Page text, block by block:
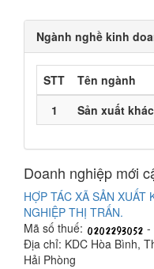
Ngành nghề kinh
STT Tên ngành
1
Sản xuất
Doanh nghiệp mới
HỢP TÁC XÃ SẢN XUẤT
NGHIỆP THỊ TRẤN.
Mã số thuế:
-
Địa chỉ: KDC Hòa Bình,
Hải Phòng